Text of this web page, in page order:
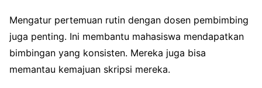
Mengatur pertemuan rutin dengan dosen pembimbing
juga penting. Ini membantu mahasiswa mendapatkan
bimbingan yang konsisten. Mereka juga bisa
memantau kemajuan skripsi mereka.